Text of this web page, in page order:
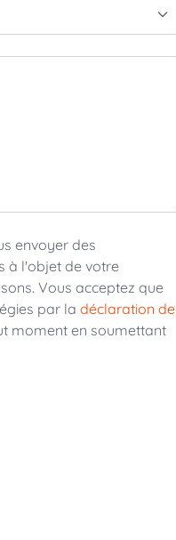
envoyer des
à l'objet de votre
Vous acceptez que
par la déclaration de
moment en soumettant